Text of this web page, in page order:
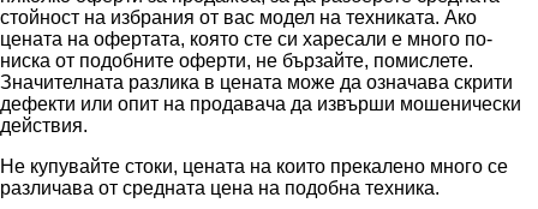
стойност на избрания от вас модел на техниката. Ако
цената на офертата, която сте си харесали е много по-
ниска от подобните оферти, не бързайте, помислете.
Значителната разлика в цената може да означава скрити
дефекти или опит на продавача да извърши мошенически
действия.
Не купувайте стоки, цената на които прекалено много се
различава от средната цена на подобна техника.